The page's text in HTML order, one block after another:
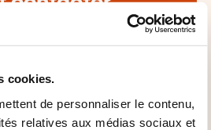
cookies.
de personnaliser le contenu,
relatives aux médias sociaux et
de formation
academy.lu